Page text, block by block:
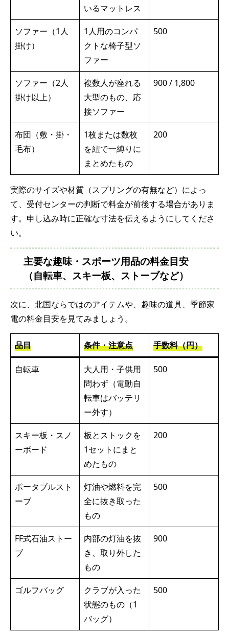
いるマットレス
ソファー（1人
掛け）
1人用のコンパ
クトな椅子型ソ
ファー
500
ソファー（2人
掛け以上）
複数人が座れる
大型のもの、応
接ソファー
900 / 1,800
布団（敷・掛・
毛布）
1枚または数枚
を紐で一縛りに
まとめたもの
200
実際のサイズや材質（スプリングの有無など）によっ
て、受付センターの判断で料金が前後する場合がありま
す。申し込み時に正確な寸法を伝えるようにしてくださ
い。
主要な趣味・スポーツ用品の料金目安
（自転車、スキー板、ストーブなど）
次に、北国ならではのアイテムや、趣味の道具、季節家
電の料金目安を見てみましょう。
品目 条件・注意点 手数料（円）
自転車
大人用・子供用
問わず（電動自
転車はバッテリ
ー外す）
500
スキー板・スノ
ーボード
板とストックを
1セットにまと
めたもの
200
ポータブルスト
ーブ
灯油や燃料を完
全に抜き取った
もの
500
FF式石油ストー
ブ
内部の灯油を抜
き、取り外した
もの
900
ゴルフバッグ
クラブが入った
状態のもの（1
バッグ）
500